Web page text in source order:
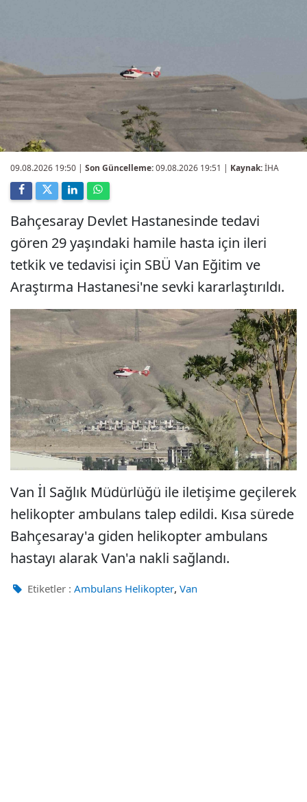
09.08.2026 19:50 | Son Güncelleme:09.08.2026 19:51 | Kaynak:İHA
Bahçesaray Devlet Hastanesinde tedavi
gören 29 yaşındaki hamile hasta için ileri
tetkik ve tedavisi için SBÜ Van Eğitim ve
Araştırma Hastanesi'ne sevki kararlaştırıldı.
Van İl Sağlık Müdürlüğü ile iletişime geçilerek
helikopter ambulans talep edildi. Kısa sürede
Bahçesaray'a giden helikopter ambulans
hastayı alarak Van'a nakli sağlandı.
Etiketler : Ambulans Helikopter, Van